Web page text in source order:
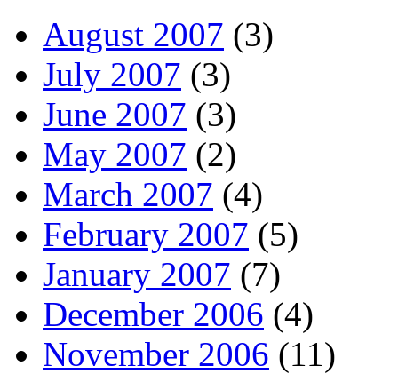
August 2007 (3)
July 2007 (3)
June 2007 (3)
May 2007 (2)
March 2007 (4)
February 2007 (5)
January 2007 (7)
December 2006 (4)
November 2006 (11)